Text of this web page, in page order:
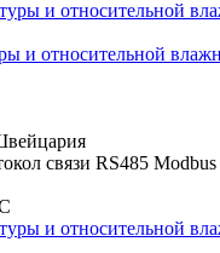
и относительной
связи RS485 Modbus